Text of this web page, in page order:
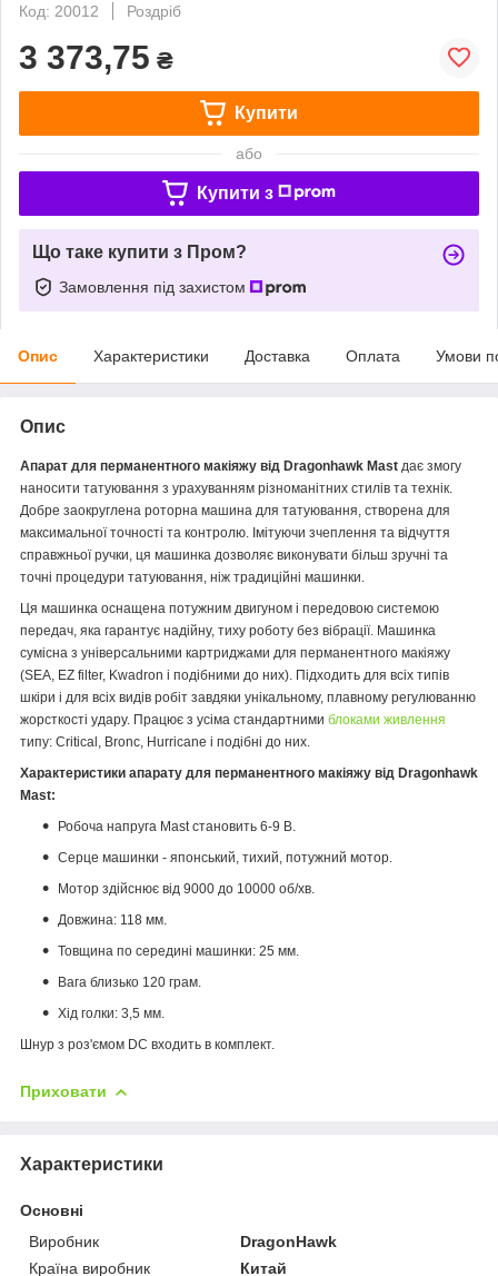
Код: 20012
Роздріб
3 373,75 ₴
Купити
або
Купити з
Що таке купити з Пром?
Замовлення під захистом
Опис Характеристики Доставка Оплата Умови
Опис
Апарат для перманентного макіяжу від Dragonhawk Mast дає змогу
наносити татуювання з урахуванням різноманітних стилів та технік.
Добре заокруглена роторна машина для татуювання, створена для
максимальної точності та контролю. Імітуючи зчеплення та відчуття
справжньої ручки, ця машинка дозволяє виконувати більш зручні та
точні процедури татуювання, ніж традиційні машинки.
Ця машинка оснащена потужним двигуном і передовою системою
передач, яка гарантує надійну, тиху роботу без вібрації. Машинка
сумісна з універсальними картриджами для перманентного макіяжу
(SEA, EZ filter, Kwadron і подібними до них). Підходить для всіх типів
шкіри і для всіх видів робіт завдяки унікальному, плавному регулюванню
жорсткості удару. Працює з усіма стандартними блоками живлення
типу: Critical, Bronc, Hurricane і подібні до них.
Характеристики апарату для перманентного макіяжу від Dragonhawk
Mast:
Робоча напруга Mast становить 6-9 В.
Серце машинки - японський, тихий, потужний мотор.
Мотор здійснює від 9000 до 10000 об/хв.
Довжина: 118 мм.
Товщина по середині машинки: 25 мм.
Вага близько 120 грам.
Хід голки: 3,5 мм.
Шнур з роз'ємом DC входить в комплект.
Приховати
Характеристики
Основні
Виробник
DragonHawk
Країна виробник
Китай